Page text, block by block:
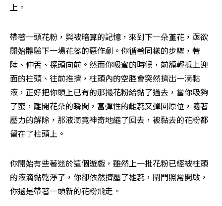
上。
帶著一頭花粉，與被暗算的記憶，來到下一朵堇花，亟欲
開始體驗下一場花蕊的惡作劇。你循著同樣的步驟，著
陸、伸舌、探頭向前。然而你吸蜜的時候，前額輕抵上迎
面的柱頭、往前推擠，柱頭內的空腔會突然擠出一滴黏
液，正好把你頭上已有的那撮花粉給黏了過去，當你吸夠
了蜜，離開花朵的瞬間，富彈性的雌蕊又彈回原位，隨著
壓力的解除，那液滴竟神奇地縮了回去，被黏去的花粉都
留在了柱頭上。
你開始有些著迷於這個遊戲，雖然上一批花粉已經被柱頭
的液滴黏乾淨了，你卻依然擠壓了雄蕊，閘門照常開啟，
你還是帶著一頭新的花粉飛走。